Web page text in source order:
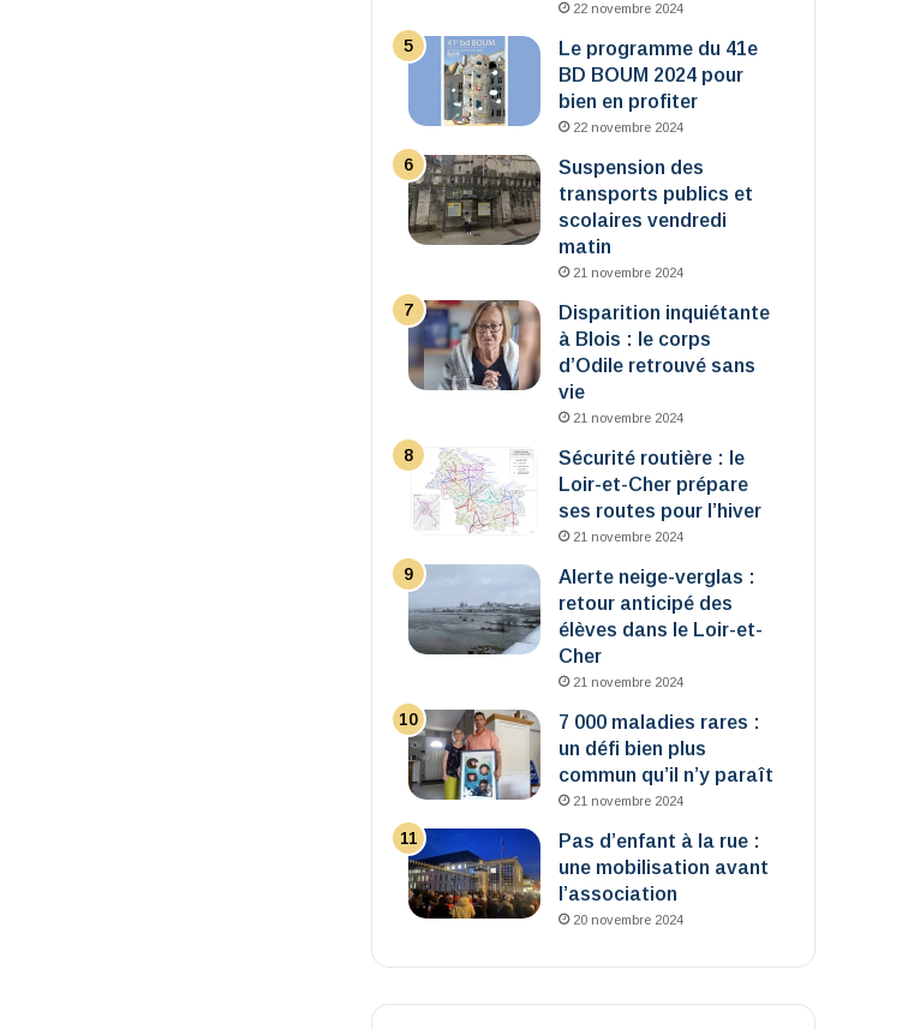
22 novembre 2024
Le programme du 41e
BD BOUM 2024 pour
bien en profiter
22 novembre 2024
Suspension des
transports publics et
scolaires vendredi
matin
21 novembre 2024
Disparition inquiétante
à Blois : le corps
d’Odile retrouvé sans
vie
21 novembre 2024
Sécurité routière : le
Loir-et-Cher prépare
ses routes pour l’hiver
21 novembre 2024
Alerte neige-verglas :
retour anticipé des
élèves dans le Loir-et-
Cher
21 novembre 2024
7 000 maladies rares :
un défi bien plus
commun qu’il n’y paraît
21 novembre 2024
Pas d’enfant à la rue :
une mobilisation avant
l’association
20 novembre 2024